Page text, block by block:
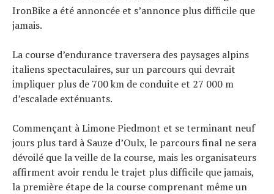
IronBike a été annoncée et s’annonce plus difficile que
jamais.
La course d’endurance traversera des paysages alpins
italiens spectaculaires, sur un parcours qui devrait
impliquer plus de 700 km de conduite et 27 000 m
d’escalade exténuants.
Commençant à Limone Piedmont et se terminant neuf
jours plus tard à Sauze d’Oulx, le parcours final ne sera
dévoilé que la veille de la course, mais les organisateurs
affirment avoir rendu le trajet plus difficile que jamais,
la première étape de la course comprenant même un